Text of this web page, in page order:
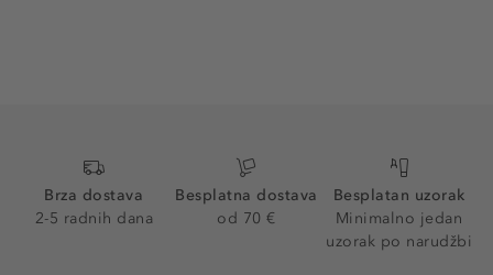
Brza dostava
2-5 radnih dana
Besplatna dostava
od 70 €
Besplatan uzorak
Minimalno jedan
uzorak po narudžbi